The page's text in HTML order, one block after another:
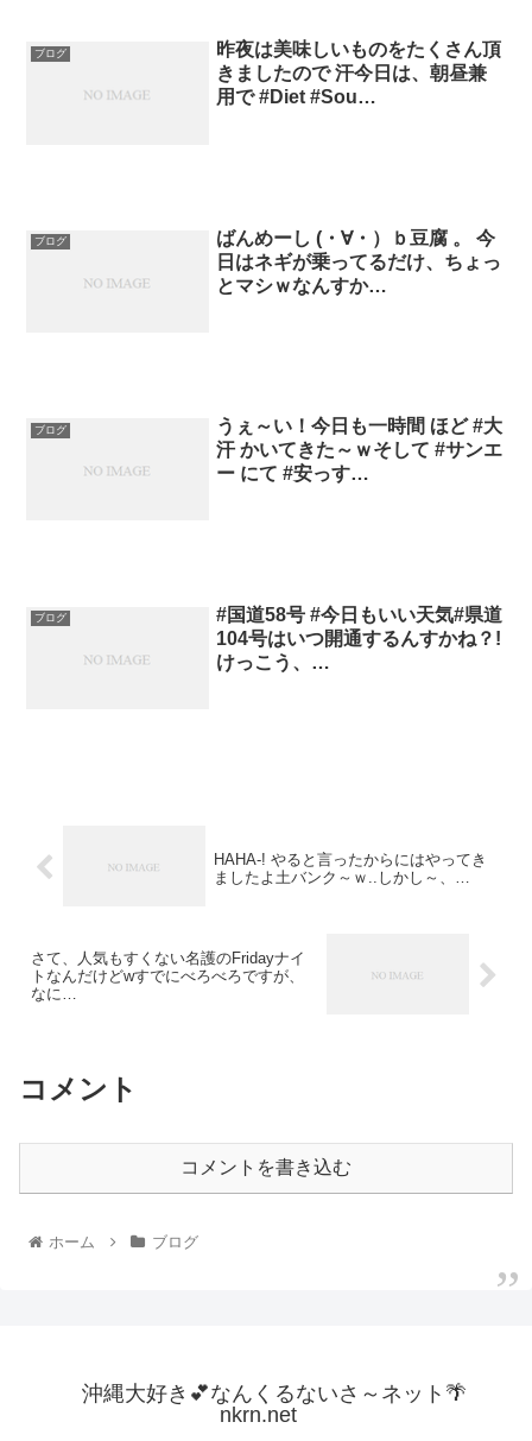
ブログ
昨夜は美味しいものをたくさん頂
きましたので 汗今日は、朝昼兼
用で #Diet #Sou…
ブログ
ばんめーし (・∀・）ｂ豆腐 。 今
日はネギが乗ってるだけ、ちょっ
とマシｗなんすか…
ブログ
うぇ～い！今日も一時間 ほど #大
汗 かいてきた～ｗそして #サンエ
ー にて #安っす…
ブログ
#国道58号 #今日もいい天気#県道
104号はいつ開通するんすかね？!
けっこう、…
HAHA-! やると言ったからにはやってき
ましたよ土バンク～ｗ..しかし～、…
さて、人気もすくない名護のFridayナイ
トなんだけどwすでにべろべろですが、
なに…
コメント
コメントを書き込む
ホーム ブログ
沖縄大好き💕なんくるないさ～ネット🌴
nkrn.net